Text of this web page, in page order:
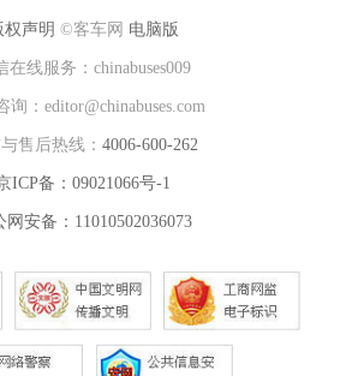
权声明 ©客车网 电脑版
在线服务：chinabuses009
询：editor@chinabuses.com
售后热线： 4006-600-262
ICP备：09021066号-1
网安备：11010502036073